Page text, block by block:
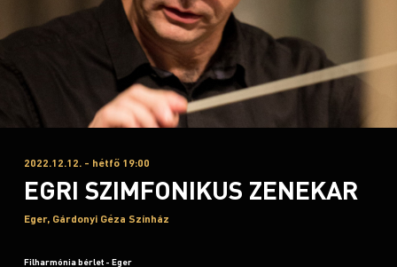
2022.12.12. - hétfő 19:00
EGRI SZIMFONIKUS ZENEKAR
Eger, Gárdonyi Géza Színház
Filharmónia bérlet - Eger